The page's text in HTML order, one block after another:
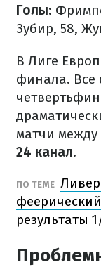
Голы:
Зубир, 58,
В Лиге
финала.
матчи
24 канал.
ПО ТЕМЕ
результаты